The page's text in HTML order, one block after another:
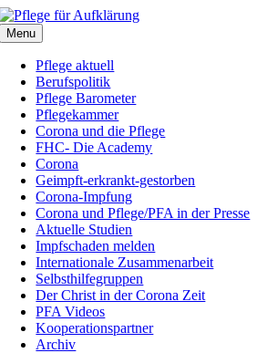
Zum
Inhalt
springen
Menu
Pflege aktuell
Berufspolitik
Pflege Barometer
Pflegekammer
Corona und die Pflege
FHC- Die Academy
Corona
Geimpft-erkrankt-gestorben
Corona-Impfung
Corona und Pflege/PFA in der Presse
Aktuelle Studien
Impfschaden melden
Internationale Zusammenarbeit
Selbsthilfegruppen
Der Christ in der Corona Zeit
PFA Videos
Kooperationspartner
Archiv